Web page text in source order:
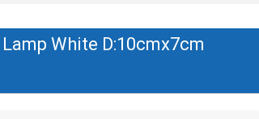
White D:10cmx7cm